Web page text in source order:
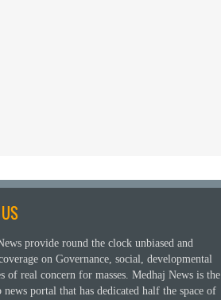
provide round the clock unbiased and
on Governance, social, developmental
of real concern for masses. Medhaj News is the
news portal that has dedicated half the space of